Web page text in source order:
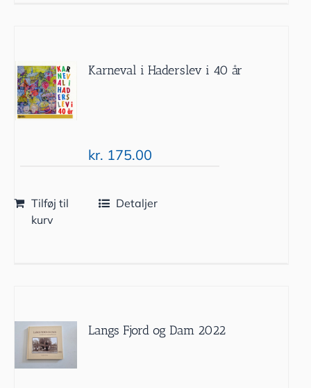
Karneval i Haderslev i 40 år
kr. 175.00
Tilføj til
kurv
Detaljer
Langs Fjord og Dam 2022